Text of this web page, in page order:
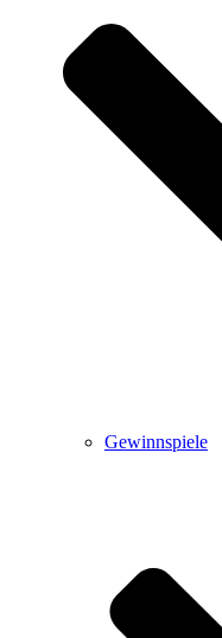
Gewinnspiele